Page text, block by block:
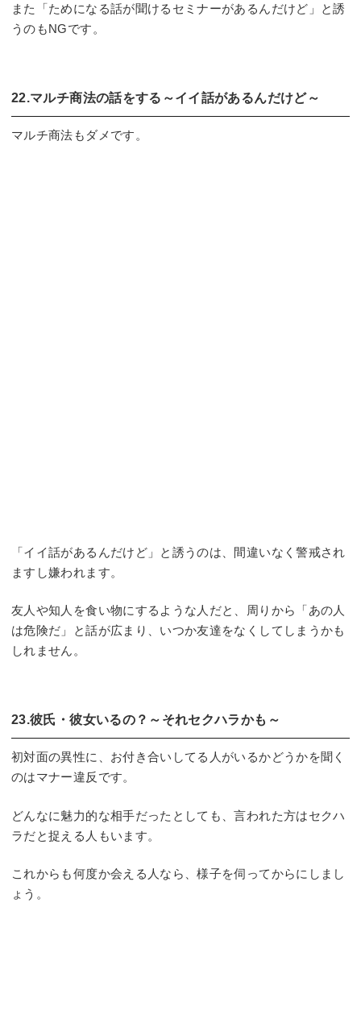
また「ためになる話が聞けるセミナーがあるんだけど」と誘
うのもNGです。
22.マルチ商法の話をする～イイ話があるんだけど～
マルチ商法もダメです。
「イイ話があるんだけど」と誘うのは、間違いなく警戒され
ますし嫌われます。
友人や知人を食い物にするような人だと、周りから「あの人
は危険だ」と話が広まり、いつか友達をなくしてしまうかも
しれません。
23.彼氏・彼女いるの？～それセクハラかも～
初対面の異性に、お付き合いしてる人がいるかどうかを聞く
のはマナー違反です。
どんなに魅力的な相手だったとしても、言われた方はセクハ
ラだと捉える人もいます。
これからも何度か会える人なら、様子を伺ってからにしまし
ょう。